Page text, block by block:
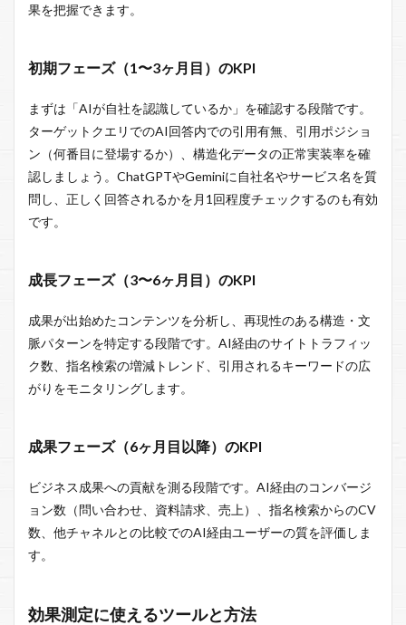
果を把握できます。
初期フェーズ（1〜3ヶ月目）のKPI
まずは「AIが自社を認識しているか」を確認する段階です。
ターゲットクエリでのAI回答内での引用有無、引用ポジショ
ン（何番目に登場するか）、構造化データの正常実装率を確
認しましょう。ChatGPTやGeminiに自社名やサービス名を質
問し、正しく回答されるかを月1回程度チェックするのも有効
です。
成長フェーズ（3〜6ヶ月目）のKPI
成果が出始めたコンテンツを分析し、再現性のある構造・文
脈パターンを特定する段階です。AI経由のサイトトラフィッ
ク数、指名検索の増減トレンド、引用されるキーワードの広
がりをモニタリングします。
成果フェーズ（6ヶ月目以降）のKPI
ビジネス成果への貢献を測る段階です。AI経由のコンバージ
ョン数（問い合わせ、資料請求、売上）、指名検索からのCV
数、他チャネルとの比較でのAI経由ユーザーの質を評価しま
す。
効果測定に使えるツールと方法